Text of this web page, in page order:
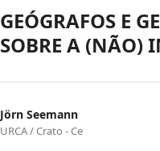
GEÓGRAFOS E
SOBRE A (NÃO)
Jörn Seemann
URCA / Crato - Ce